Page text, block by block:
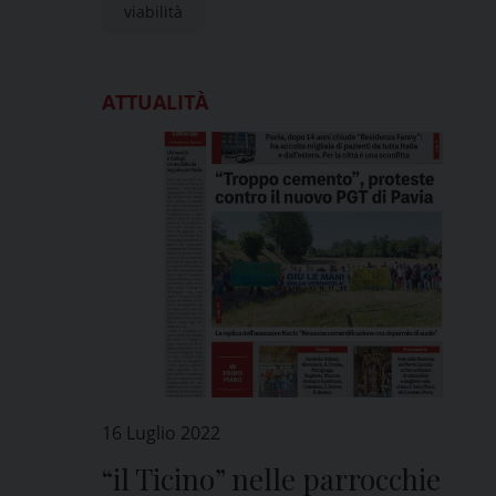
viabilità
ATTUALITÀ
16 Luglio 2022
“il Ticino” nelle parrocchie